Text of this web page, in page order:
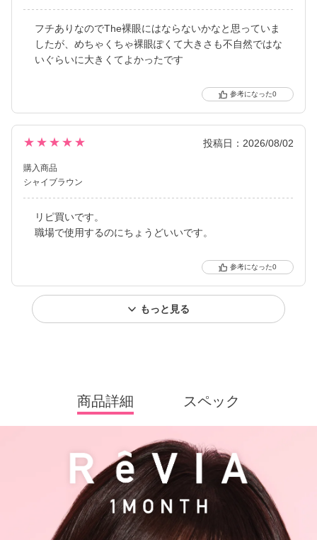
豊富なバリエーションで多くの方々の瞳に寄り添い続けていま
フチありなのでThe裸眼にはならないかなと思っていま
したが、めちゃくちゃ裸眼ぽくて大きさも不自然ではな
いぐらいに大きくてよかったです
0
★★★★★ 投稿日：2026/08/02
購入商品
シャイブラウン
リピ買いです。
職場で使用するのにちょうどいいです。
0
もっと見る
商品詳細 スペック